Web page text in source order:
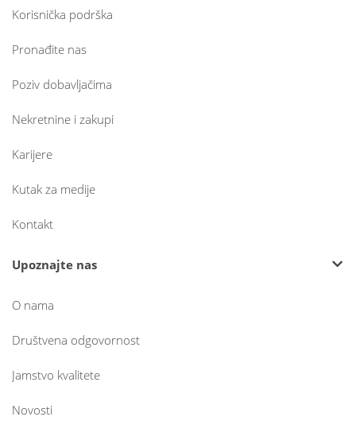
Korisnička podrška
Pronađite nas
Poziv dobavljačima
Nekretnine i zakupi
Karijere
Kutak za medije
Kontakt
Upoznajte nas
O nama
Društvena odgovornost
Jamstvo kvalitete
Novosti